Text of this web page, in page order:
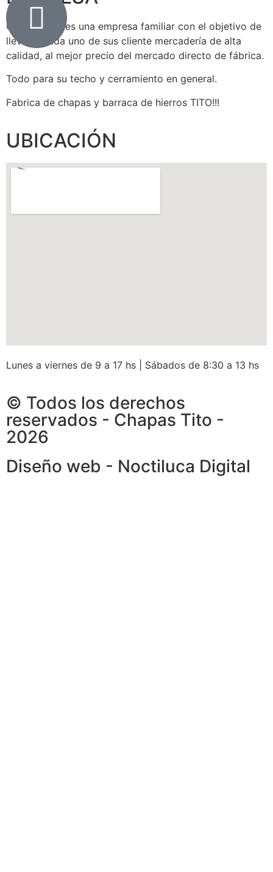
Chapas Tito es una empresa familiar con el objetivo de
llevar a cada uno de sus cliente mercadería de alta
calidad, al mejor precio del mercado directo de fábrica.
Todo para su techo y cerramiento en general.
Fabrica de chapas y barraca de hierros TITO!!!
UBICACIÓN
Lunes a viernes de 9 a 17 hs | Sábados de 8:30 a 13 hs
© Todos los derechos
reservados - Chapas Tito -
2026
Diseño web - Noctiluca Digital